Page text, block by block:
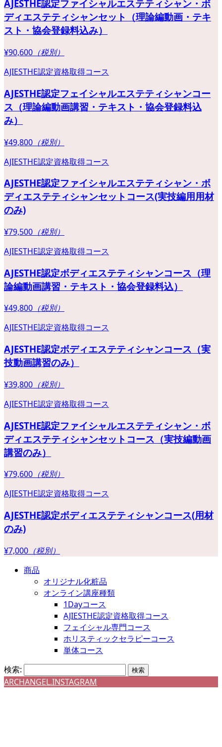
AJESTHE認定ファイシャルエステティシャン・ボ
ディエステティシャンセット（理論編動画・テキ
スト・協会登録料込み）
¥90,600 （税別）
AJIESTHE認定資格取得コース
AJESTHE認定フェイシャルエステティシャンコー
ス（理論編動画講習・テキスト・協会登録料込
み）
¥49,800 （税別）
AJIESTHE認定資格取得コース
AJESTHE認定ファイシャルエステティシャン・ボ
ディエステティシャンセットコース(実技編用用材
のみ)
¥79,500 （税別）
AJIESTHE認定資格取得コース
AJESTHE認定ボディエステティシャンコース（理
論編動画講習・テキスト・協会登録料込）
¥49,800 （税別）
AJIESTHE認定資格取得コース
AJESTHE認定ボディエステティシャンコース（実
技動画講習のみ）
¥39,800 （税別）
AJIESTHE認定資格取得コース
AJESTHE認定ファイシャルエステティシャン・ボ
ディエステティシャンセットコース（実技編動画
講習のみ）
¥79,600 （税別）
AJIESTHE認定資格取得コース
AJESTHE認定ボディエステティシャンコース(用材
のみ)
¥7,000 （税別）
商品
オリジナル化粧品
オンライン講座種類
1Dayコース
AJIESTHE認定資格取得コース
フェイシャル専門コース
ホリスティックセラピーコース
単体コース
検索:
ARCHANGEL.INSTAGRAM